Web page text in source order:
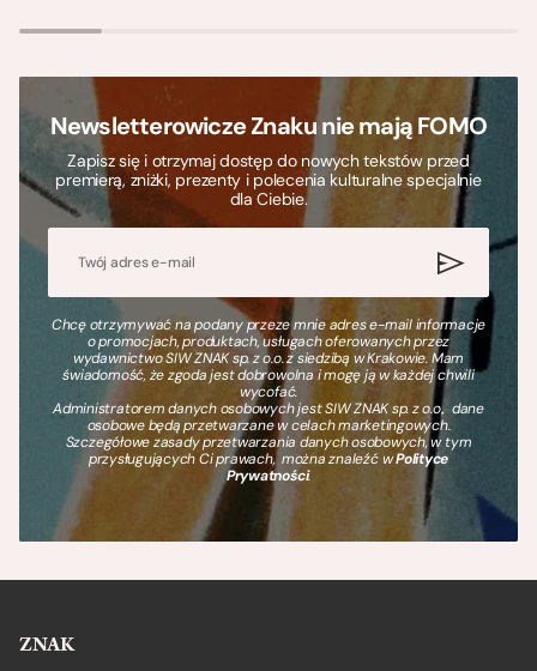
Newsletterowicze Znaku nie mają FOMO
Zapisz się i otrzymaj dostęp do nowych tekstów przed
premierą, zniżki, prezenty i polecenia kulturalne specjalnie
dla Ciebie.
Chcę otrzymywać na podany przeze mnie adres e-mail informacje
o promocjach, produktach, usługach oferowanych przez
wydawnictwo SIW ZNAK sp. z o.o. z siedzibą w Krakowie. Mam
świadomość, że zgoda jest dobrowolna i mogę ją w każdej chwili
wycofać.
Administratorem danych osobowych jest SIW ZNAK sp. z o.o., dane
osobowe będą przetwarzane w celach marketingowych.
Szczegółowe zasady przetwarzania danych osobowych, w tym
przysługujących Ci prawach, można znaleźć wPolityce
Prywatności.
ZNAK